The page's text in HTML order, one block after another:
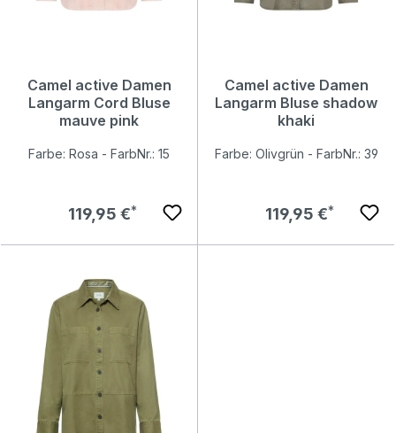
Camel active Damen
Langarm Cord Bluse
mauve pink
Farbe: Rosa - FarbNr.: 15
Regulärer Preis:
119,95 €
Camel active Damen
Langarm Bluse shadow
khaki
Farbe: Olivgrün - FarbNr.: 39
Regulärer Preis:
119,95 €